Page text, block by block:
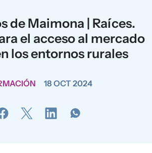
de Maimona | Raíces.
el acceso al mercado
los entornos rurales
18 OCT 2024